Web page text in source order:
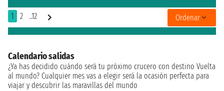
1 2 ..12 Ordenar
Calendario salidas
¿Ya has decidido cuándo serà tu próximo crucero con destino Vuelta
al mundo? Cualquier mes vas a elegir será la ocasión perfecta para
viajar y descubrir las maravillas del mundo